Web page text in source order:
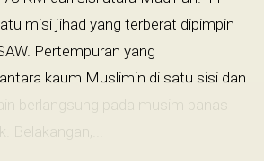
misi jihad yang terberat dipimpin
Pertempuran yang
kaum Muslimin di satu sisi dan
berlangsung pada musim panas
Belakangan,...